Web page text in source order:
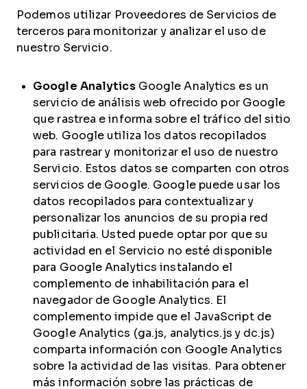
Podemos utilizar Proveedores de Servicios de
terceros para monitorizar y analizar el uso de
nuestro Servicio.
Google Analytics Google Analytics es un
servicio de análisis web ofrecido por Google
que rastrea e informa sobre el tráfico del sitio
web. Google utiliza los datos recopilados
para rastrear y monitorizar el uso de nuestro
Servicio. Estos datos se comparten con otros
servicios de Google. Google puede usar los
datos recopilados para contextualizar y
personalizar los anuncios de su propia red
publicitaria. Usted puede optar por que su
actividad en el Servicio no esté disponible
para Google Analytics instalando el
complemento de inhabilitación para el
navegador de Google Analytics. El
complemento impide que el JavaScript de
Google Analytics (ga.js, analytics.js y dc.js)
comparta información con Google Analytics
sobre la actividad de las visitas. Para obtener
más información sobre las prácticas de